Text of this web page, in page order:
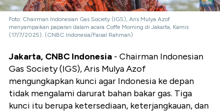
Foto: Chairman Indonesian Gas Society (IGS), Aris Mulya Azof
menyampaikan paparan dalam acara Coffe Morning di Jakarta, Kamis
(17/7/2025). (CNBC Indonesia/Faisal Rahman)
Jakarta, CNBC Indonesia - Chairman Indonesian
Gas Society (IGS), Aris Mulya Azof
mengungkapkan kunci agar Indonesia ke depan
tidak mengalami darurat bahan bakar gas. Tiga
kunci itu berupa ketersediaan, keterjangkauan, dan